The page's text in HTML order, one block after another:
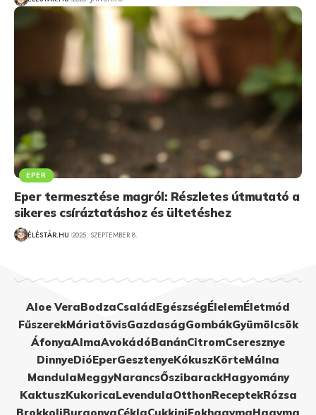
EPER
Eper termesztése magról: Részletes útmutató a
sikeres csíráztatáshoz és ültetéshez
ÉLÉSTÁR.HU 2025. SZEPTEMBER 8.
Aloe VeraBodzaCsaládEgészségÉlelemÉletmód
FűszerekMáriatövisGazdaságGombákGyümölcsök
ÁfonyaAlmaAvokádóBanánCitromCseresznye
DinnyeDióEperGesztenyeKókuszKörteMálna
MandulaMeggyNarancsŐszibarackHagyomány
KaktuszKukoricaLevendulaOtthonReceptekRózsa